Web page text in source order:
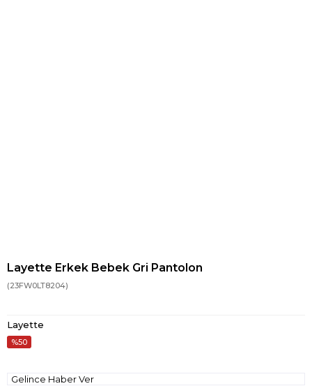
Layette Erkek Bebek Gri Pantolon
(23FW0LT8204)
Layette
50
Gelince Haber Ver